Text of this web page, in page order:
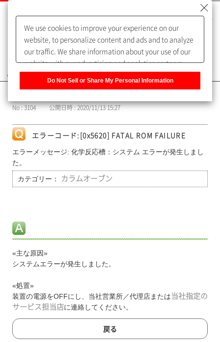
よくあるご質問（FAQ）
No : 3104 公開日時 : 2020/11/13 15:27
エラーコード:[0x5620] FATAL ROM FAILURE
エラーメッセージ: 化学反応槽：システム エラーが発生しまし
た。
カテゴリー： カラムオーブン
«主な原因»
システムエラーが発生しました。
«処置»
装置の電源をOFFにし、当社営業所／代理店または 当社指定の
サービス担当店に連絡してください。
戻る
We use cookies to improve your experience on our
website, to personalize content and ads and to analyze
our traffic. We share information about your use of our
website with our advertising and analytics partners,
of our sharing information about you with our partners.
Information] to customize your cookie settings on our
Do Not Sell or Share My Personal Information